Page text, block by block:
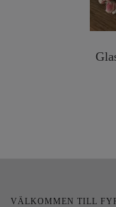
VÄLKOMMEN TILL